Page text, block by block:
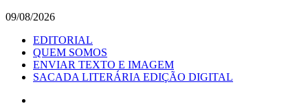
09/08/2026
EDITORIAL
QUEM SOMOS
ENVIAR TEXTO E IMAGEM
SACADA LITERÁRIA EDIÇÃO DIGITAL